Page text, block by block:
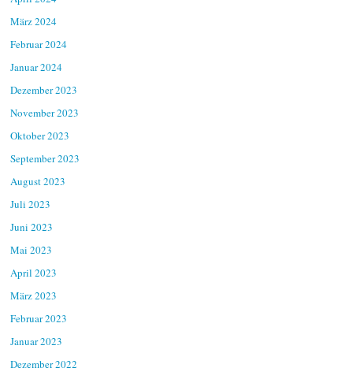
März 2024
Februar 2024
Januar 2024
Dezember 2023
November 2023
Oktober 2023
September 2023
August 2023
Juli 2023
Juni 2023
Mai 2023
April 2023
März 2023
Februar 2023
Januar 2023
Dezember 2022